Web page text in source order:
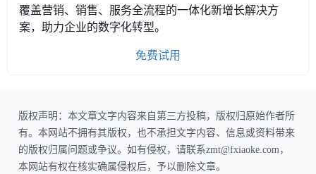
覆盖营销、销售、服务全流程的一体化新增长解决方
案，助力企业的数字化转型。
免费试用
版权声明：本文章文字内容来自第三方投稿，版权归原始作者所
有。本网站不拥有其版权，也不承担文字内容、信息或资料带来
的版权归属问题或争议。如有侵权，请联系zmt@fxiaoke.com，
本网站有权在核实确属侵权后，予以删除文章。